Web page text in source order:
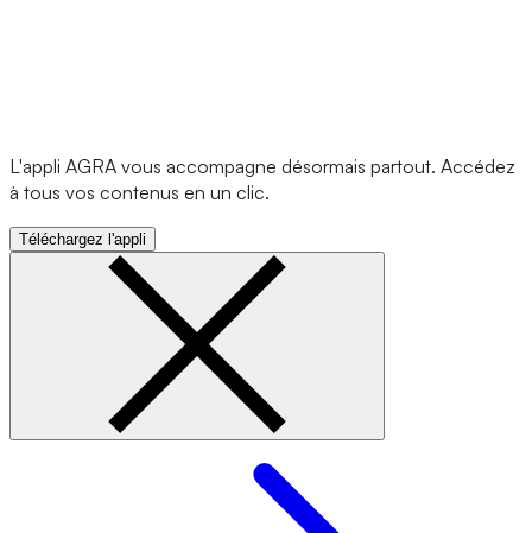
L'appli AGRA vous accompagne désormais partout. Accédez
à tous vos contenus en un clic.
Téléchargez l'appli